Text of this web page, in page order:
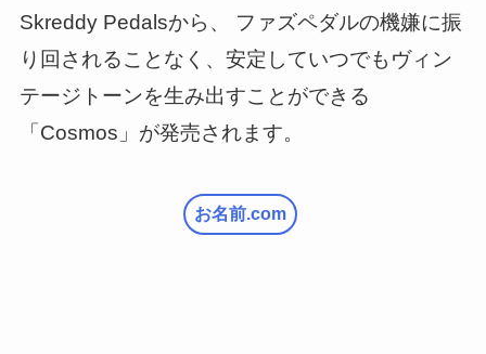
Skreddy Pedalsから、 ファズペダルの機嫌に振
り回されることなく、安定していつでもヴィン
テージトーンを生み出すことができる
「Cosmos」が発売されます。
お名前.com